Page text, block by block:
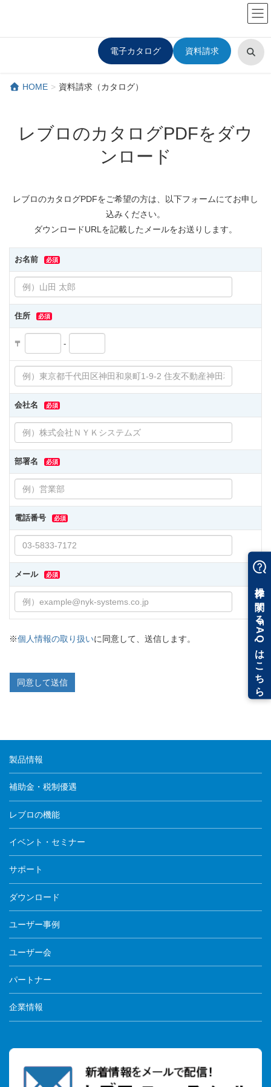
電子カタログ 資料請求
HOME 資料請求（カタログ）
レブロのカタログPDFをダウ
ンロード
レブロのカタログPDFをご希望の方は、以下フォームにてお申し
込みください。
ダウンロードURLを記載したメールをお送りします。
お名前 必須
住所 必須
〒 -
会社名 必須
部署名 必須
電話番号 必須
メール 必須
※個人情報の取り扱いに同意して、送信します。
製品情報
補助金・税制優遇
レブロの機能
イベント・セミナー
サポート
ダウンロード
ユーザー事例
ユーザー会
パートナー
企業情報